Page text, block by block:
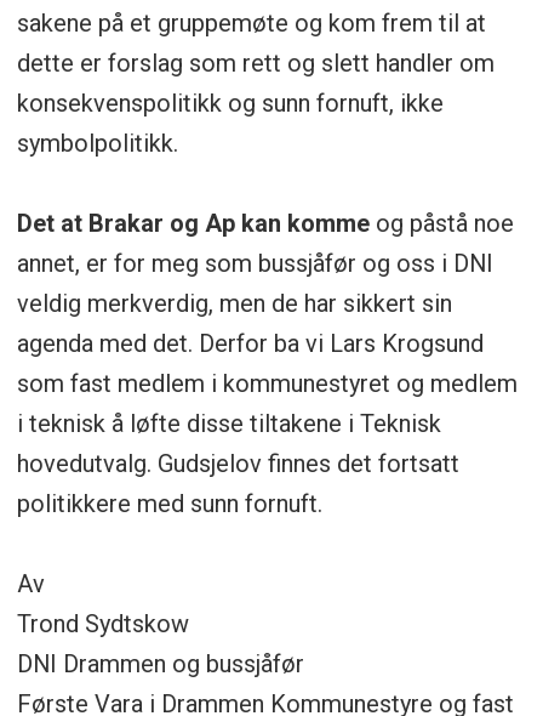
sakene på et gruppemøte og kom frem til at
dette er forslag som rett og slett handler om
konsekvenspolitikk og sunn fornuft, ikke
symbolpolitikk.
Det at Brakar og Ap kan kommeog påstå noe
annet, er for meg som bussjåfør og oss i DNI
veldig merkverdig, men de har sikkert sin
agenda med det. Derfor ba vi Lars Krogsund
som fast medlem i kommunestyret og medlem
i teknisk å løfte disse tiltakene i Teknisk
hovedutvalg. Gudsjelov finnes det fortsatt
politikkere med sunn fornuft.
Av
Trond Sydtskow
DNI Drammen og bussjåfør
Første Vara i Drammen Kommunestyre og fast